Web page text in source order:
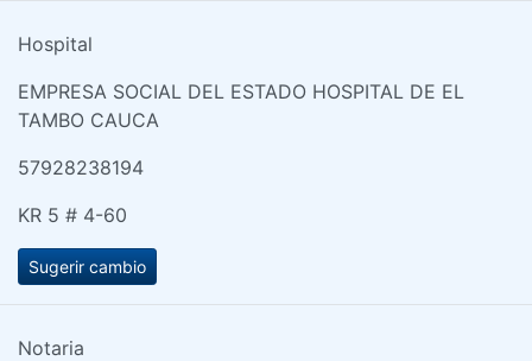
Hospital
EMPRESA SOCIAL DEL ESTADO HOSPITAL DE EL
TAMBO CAUCA
57928238194
KR 5 # 4-60
Sugerir cambio
Notaria